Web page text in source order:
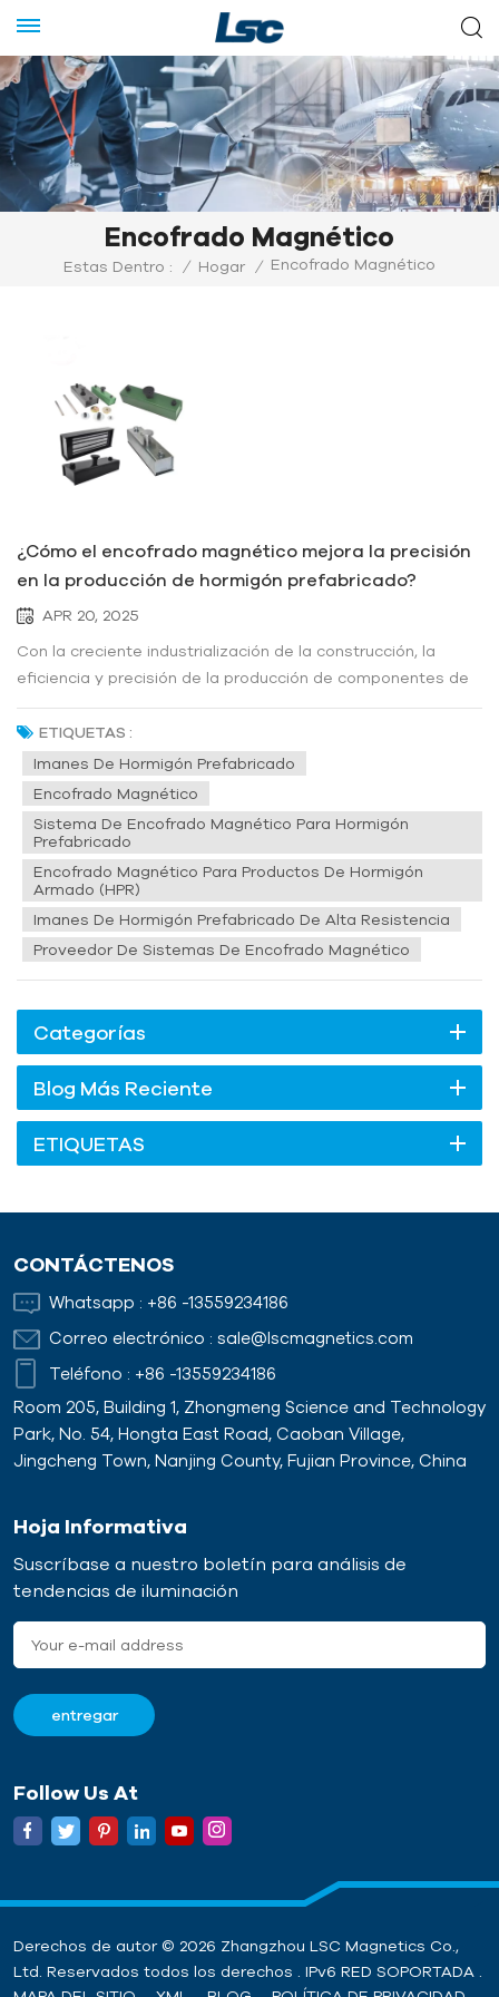
Encofrado Magnético
Estas Dentro : / Hogar / Encofrado Magnético
¿Cómo el encofrado magnético mejora la precisión
en la producción de hormigón prefabricado?
APR 20, 2025
Con la creciente industrialización de la construcción, la
eficiencia y precisión de la producción de componentes de
hormigón prefabricado determinan directamente la calidad
y el coste del proyecto. Los moldes tradicionales de
madera y acero requieren el posicionamiento y la fijación de
pernos manual...
ETIQUETAS :
Imanes De Hormigón Prefabricado
Encofrado Magnético
Sistema De Encofrado Magnético Para Hormigón
Prefabricado
Encofrado Magnético Para Productos De Hormigón
Armado (HPR)
Imanes De Hormigón Prefabricado De Alta Resistencia
Proveedor De Sistemas De Encofrado Magnético
Categorías
Blog Más Reciente
ETIQUETAS
CONTÁCTENOS
Whatsapp : +86 -13559234186
Correo electrónico : sale@lscmagnetics.com
Teléfono : +86 -13559234186
Room 205, Building 1, Zhongmeng Science and Technology
Park, No. 54, Hongta East Road, Caoban Village,
Jingcheng Town, Nanjing County, Fujian Province, China
Hoja Informativa
Suscríbase a nuestro boletín para análisis de
tendencias de iluminación
Follow Us At
Derechos de autor © 2026 Zhangzhou LSC Magnetics Co.,
Ltd. Reservados todos los derechos . IPv6 RED SOPORTADA .